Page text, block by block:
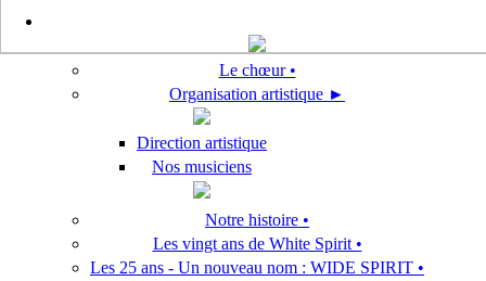
Le chœur •
Organisation artistique ►
Direction artistique
Nos musiciens
Notre histoire •
Les vingt ans de White Spirit •
Les 25 ans - Un nouveau nom : WIDE SPIRIT •